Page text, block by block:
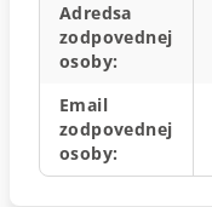
Adredsa
zodpovednej
osoby:
Email
zodpovednej
osoby: